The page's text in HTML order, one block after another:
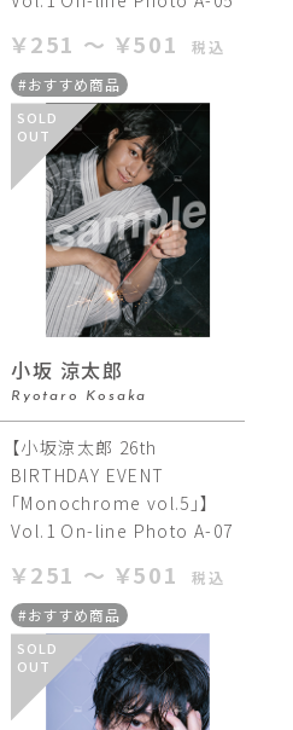
￥251 ～ ￥501
税込
#おすすめ商品
SOLD
OUT
小坂 涼太郎
Ryotaro Kosaka
【小坂涼太郎 26th
BIRTHDAY EVENT
「Monochrome vol.5」】
Vol.1 On-line Photo A-07
￥251 ～ ￥501
税込
#おすすめ商品
SOLD
OUT